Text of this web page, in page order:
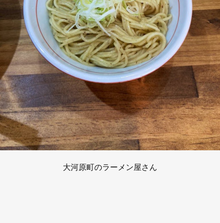
大河原町のラーメン屋さん